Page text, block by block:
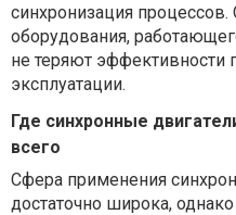
синхронизация
оборудования,
не теряют эффективности
эксплуатации.
Где синхронные
всего
Сфера применения
достаточно широка,